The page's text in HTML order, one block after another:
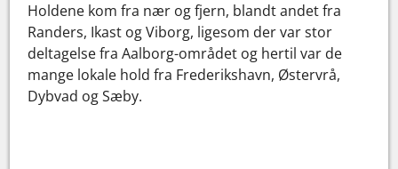
Holdene kom fra nær og fjern, blandt andet fra
Randers, Ikast og Viborg, ligesom der var stor
deltagelse fra Aalborg-området og hertil var de
mange lokale hold fra Frederikshavn, Østervrå,
Dybvad og Sæby.